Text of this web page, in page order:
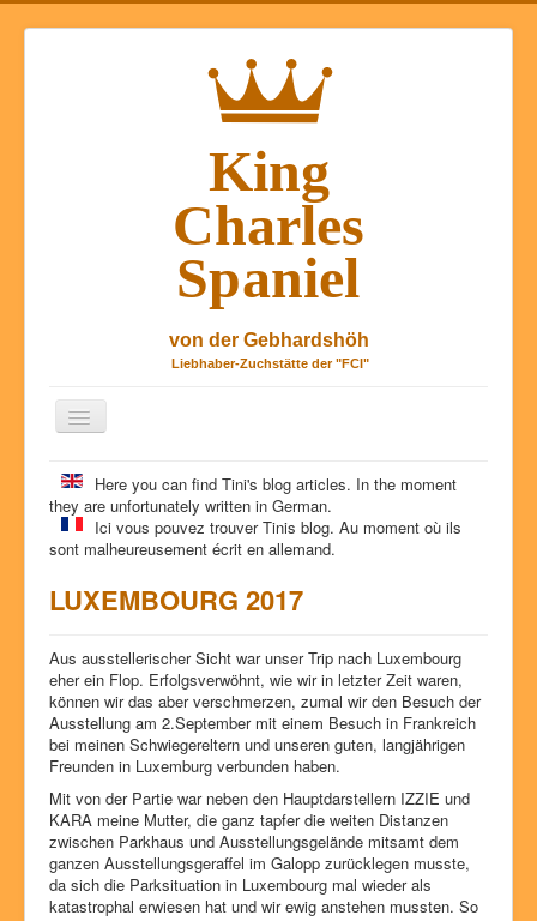
Toggle
Tini's dog blog
About us
Dog show success
Litters
History
Pictures
Glossary
Chat4U
Contact
Here you can find Tini's blog articles. In the moment
they are unfortunately written in German.
Ici vous pouvez trouver Tinis blog. Au moment où ils
sont malheureusement écrit en allemand.
LUXEMBOURG 2017
Aus ausstellerischer Sicht war unser Trip nach Luxembourg
eher ein Flop. Erfolgsverwöhnt, wie wir in letzter Zeit waren,
können wir das aber verschmerzen, zumal wir den Besuch der
Ausstellung am 2.September mit einem Besuch in Frankreich
bei meinen Schwiegereltern und unseren guten, langjährigen
Freunden in Luxemburg verbunden haben.
Mit von der Partie war neben den Hauptdarstellern IZZIE und
KARA meine Mutter, die ganz tapfer die weiten Distanzen
zwischen Parkhaus und Ausstellungsgelände mitsamt dem
ganzen Ausstellungsgeraffel im Galopp zurücklegen musste,
da sich die Parksituation in Luxembourg mal wieder als
katastrophal erwiesen hat und wir ewig anstehen mussten. So